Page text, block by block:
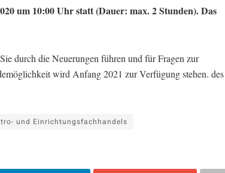
um 10:00 Uhr statt (Dauer: max. 2 Stunden). Das
durch die Neuerungen führen und für Fragen zur
wird Anfang 2021 zur Verfügung stehen. des
und Einrichtungsfachhandels